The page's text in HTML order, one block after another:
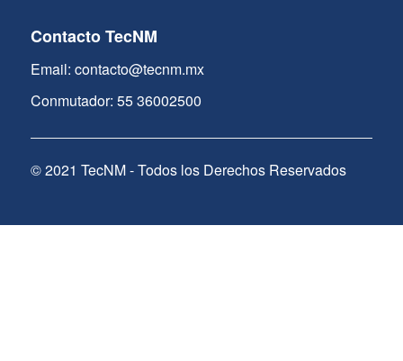
Contacto TecNM
Email: contacto@tecnm.mx
Conmutador: 55 36002500
© 2021 TecNM - Todos los Derechos Reservados